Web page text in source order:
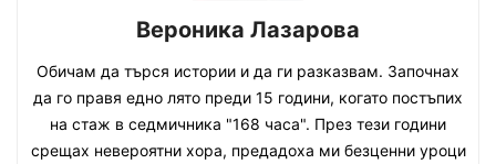
Вероника Лазарова
Обичам да търся истории и да ги разказвам. Започнах
да го правя едно лято преди 15 години, когато постъпих
на стаж в седмичника "168 часа". През тези години
срещах невероятни хора, предадоха ми безценни уроци